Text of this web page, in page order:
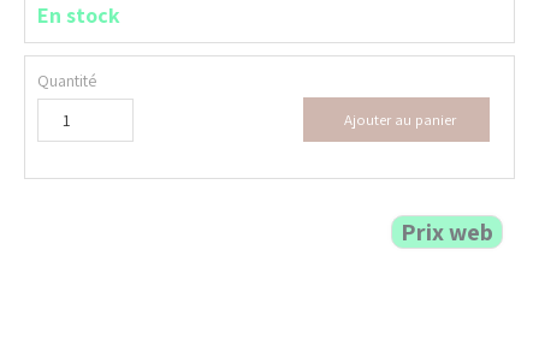
Prix web
En stock
Quantité
Ajouter au panier